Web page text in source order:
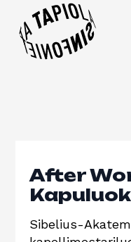
After
Sibelius-